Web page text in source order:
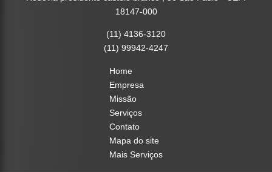
18147-000
(11) 4136-3120
(11) 99942-4247
Home
Empresa
Missão
Serviços
Contato
Mapa do site
Mais Serviços